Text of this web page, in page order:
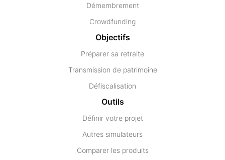
Démembrement
Crowdfunding
Objectifs
Préparer sa retraite
Transmission de patrimoine
Défiscalisation
Outils
Définir votre projet
Autres simulateurs
Comparer les produits